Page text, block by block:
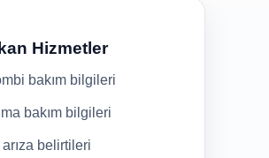
Hizmetler
bakım bilgileri
bakım bilgileri
belirtileri